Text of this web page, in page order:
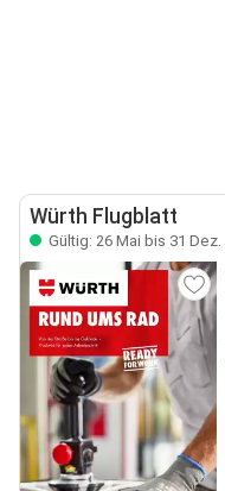
Würth Flugblatt
Gültig: 26 Mai bis 31 Dez.